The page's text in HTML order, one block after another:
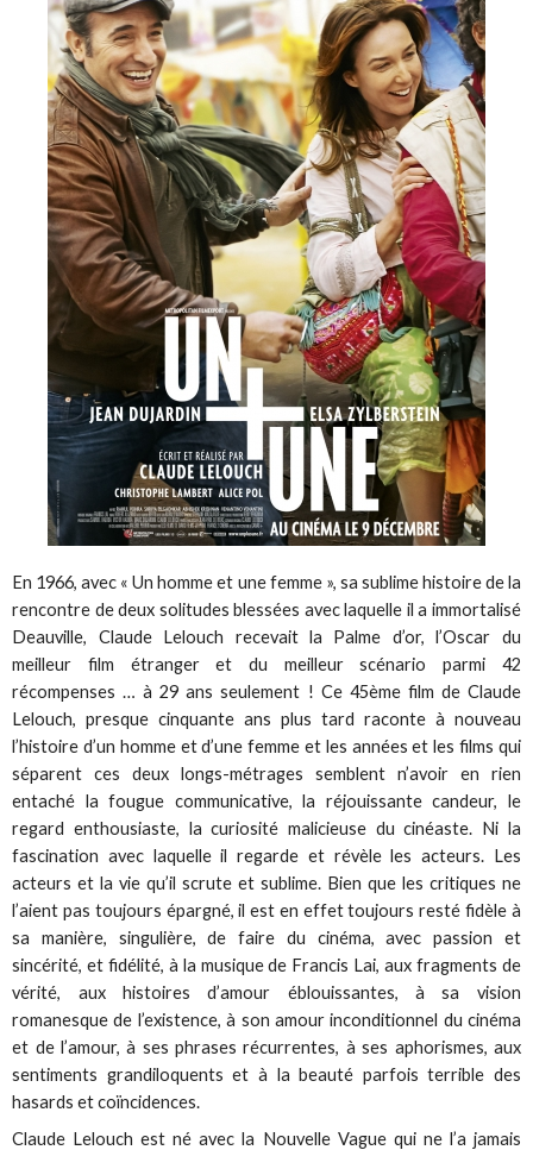
En 1966, avec « Un homme et une femme », sa sublime histoire de la
rencontre de deux solitudes blessées avec laquelle il a immortalisé
Deauville, Claude Lelouch recevait la Palme d’or, l’Oscar du
meilleur film étranger et du meilleur scénario parmi 42
récompenses … à 29 ans seulement ! Ce 45ème film de Claude
Lelouch, presque cinquante ans plus tard raconte à nouveau
l’histoire d’un homme et d’une femme et les années et les films qui
séparent ces deux longs-métrages semblent n’avoir en rien
entaché la fougue communicative, la réjouissante candeur, le
regard enthousiaste, la curiosité malicieuse du cinéaste. Ni la
fascination avec laquelle il regarde et révèle les acteurs. Les
acteurs et la vie qu’il scrute et sublime. Bien que les critiques ne
l’aient pas toujours épargné, il est en effet toujours resté fidèle à
sa manière, singulière, de faire du cinéma, avec passion et
sincérité, et fidélité, à la musique de Francis Lai, aux fragments de
vérité, aux histoires d’amour éblouissantes, à sa vision
romanesque de l’existence, à son amour inconditionnel du cinéma
et de l’amour, à ses phrases récurrentes, à ses aphorismes, aux
sentiments grandiloquents et à la beauté parfois terrible des
hasards et coïncidences.
Claude Lelouch est né avec la Nouvelle Vague qui ne l’a jamais